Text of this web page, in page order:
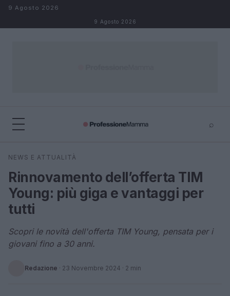
Salta al contenuto
9 Agosto 2026
9 Agosto 2026
⌕
Cerca
NEWS E ATTUALITÀ
Rinnovamento dell’offerta TIM
Young: più giga e vantaggi per
tutti
Scopri le novità dell'offerta TIM Young, pensata per i
giovani fino a 30 anni.
Redazione · 23 Novembre 2024 · 2 min